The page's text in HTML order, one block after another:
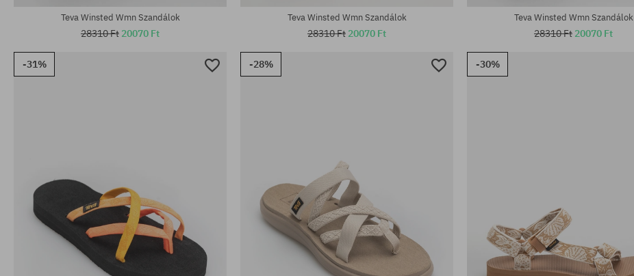
Teva Winsted Wmn Szandálok
28310 Ft 20070 Ft
Teva Winsted Wmn Szandálok
28310 Ft 20070 Ft
Teva Winsted Wmn Szandálok
28310 Ft 20070 Ft
-31% -28% -30%